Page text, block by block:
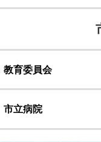
教育委員会
市立病院